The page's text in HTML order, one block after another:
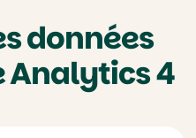
données
Analytics 4